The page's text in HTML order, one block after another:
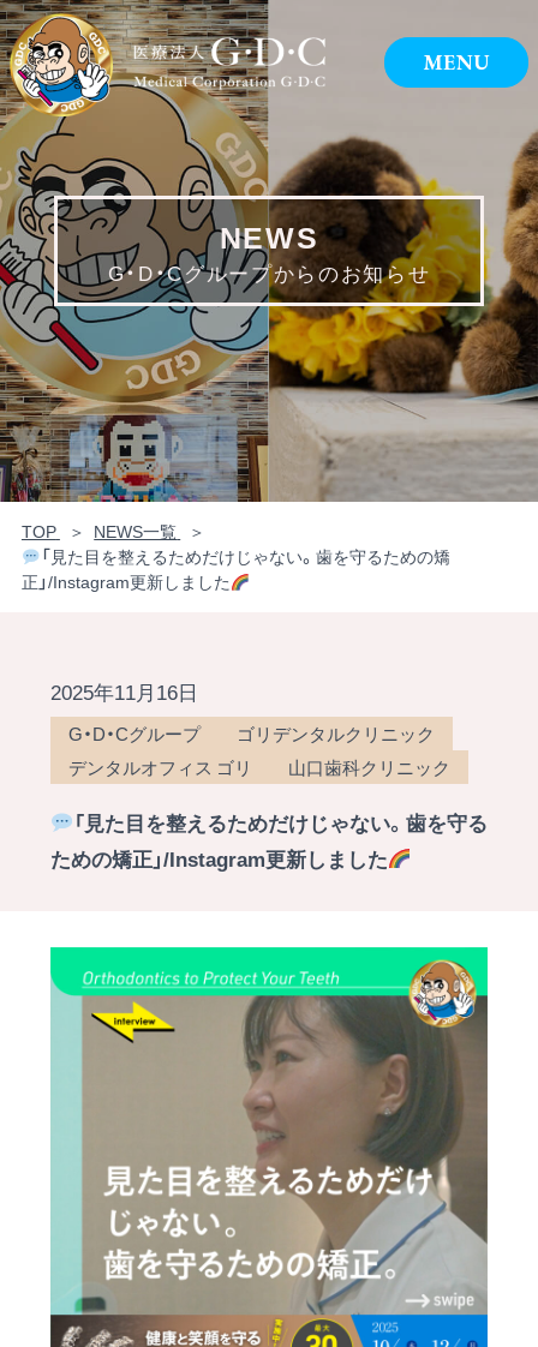
NEWS
G・D・Cグループからのお知らせ
TOP
NEWS一覧
「見た目を整えるためだけじゃない。歯を守るための矯
正」/Instagram更新しました
2025年11月16日
G・D・Cグループ
ゴリデンタルクリニック
デンタルオフィス ゴリ
山口歯科クリニック
「見た目を整えるためだけじゃない。歯を守る
ための矯正」/Instagram更新しました